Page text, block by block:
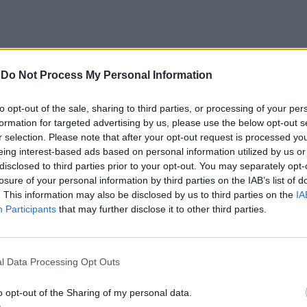
Do Not Process My Personal Information
opt-out of the sale, sharing to third parties, or processing of your
for targeted advertising by us, please use the below opt-out
selection. Please note that after your opt-out request is processed
interest-based ads based on personal information utilized by us
to third parties prior to your opt-out. You may separately
of your personal information by third parties on the IAB’s list of
This information may also be disclosed by us to third parties on the
Participants that may further disclose it to other third parties.
Data Processing Opt Outs
opt-out of the Sharing of my personal data.
de Abreu Agrela Rodrigues, a cultura digital
que favoreceram a evolução humana, como a
redução pode ocorrer antes que qualquer
evoluiu em um ambiente de escassez de
excesso de informações e mudanças
impõe uma carga elevada ao córtex pré-
executivo.
também estimulam continuamente o sistema
mental, a dificuldade de manter a atenção e
o stress prolongado pode elevar os níveis de
A LER